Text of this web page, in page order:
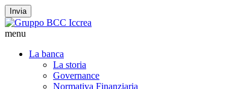
Invia
menu
La banca
La storia
Governance
Normativa Finanziaria